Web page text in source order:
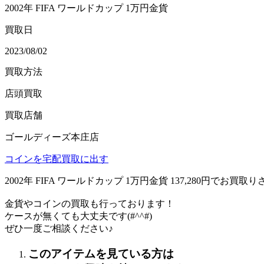
2002年 FIFA ワールドカップ 1万円金貨
買取日
2023/08/02
買取方法
店頭買取
買取店舗
ゴールディーズ本庄店
コインを宅配買取に出す
2002年 FIFA ワールドカップ 1万円金貨 137,280円でお買取り
金貨やコインの買取も行っております！
ケースが無くても大丈夫です(#^^#)
ぜひ一度ご相談ください♪
このアイテムを見ている方は